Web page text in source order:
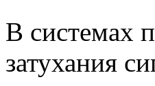
В системах
затухания